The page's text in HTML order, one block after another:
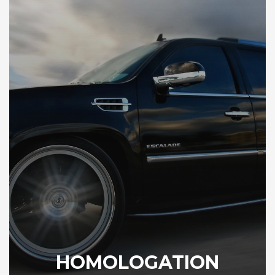
HOMOLOGATION